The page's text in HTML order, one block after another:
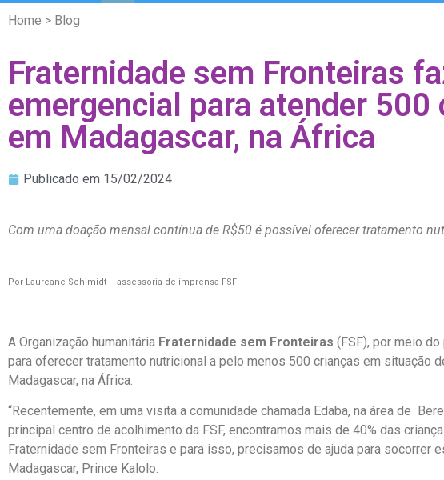
Home > Blog
Fraternidade sem Fronteiras
emergencial para atender
em Madagascar, na África
Publicado em 15/02/2024
Com uma doação mensal contínua de R$50 é possível oferecer tratamento
Por Laureane Schimidt – assessoria de imprensa FSF
A Organização humanitária Fraternidade sem Fronteiras (FSF), por meio
para oferecer tratamento nutricional a pelo menos 500 crianças em situação
Madagascar, na África.
“Recentemente, em uma visita a comunidade chamada Edaba, na área de
principal centro de acolhimento da FSF, encontramos mais de 40% das
Fraternidade sem Fronteiras e para isso, precisamos de ajuda para socorrer
Madagascar, Prince Kalolo.